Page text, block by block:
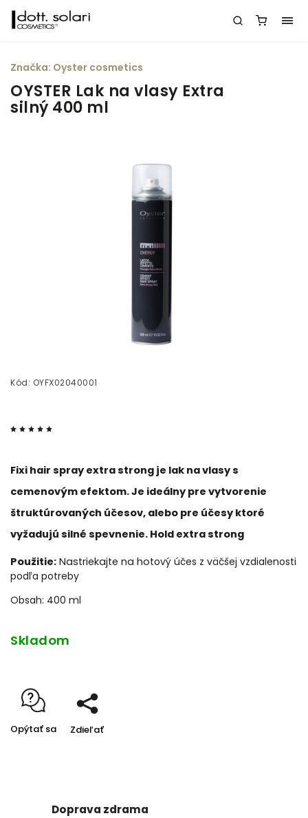
OYSTER Lak na vlasy Extra
silný 400 ml
Kód: OYFX02040001
Fixi hair spray extra strong je lak na vlasy s
cemenovým efektom. Je ideálny pre vytvorenie
štruktúrovaných účesov, alebo pre účesy ktoré
vyžadujú silné spevnenie. Hold extra strong
Použitie: Nastriekajte na hotový účes z väčšej vzdialenosti
podľa potreby
Obsah: 400 ml
Značka: Oyster cosmetics
Skladom
Opýtať sa Zdieľať
Doprava zdrama